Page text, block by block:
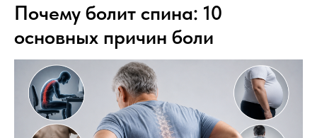
Почему болит спина: 10
основных причин боли